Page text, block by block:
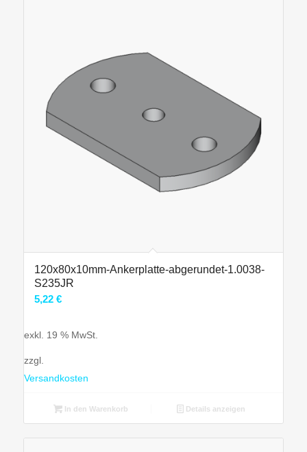
120x80x10mm-Ankerplatte-abgerundet-1.0038-
S235JR
5,22 €
exkl. 19 % MwSt.
zzgl.
Versandkosten
In den Warenkorb Details anzeigen